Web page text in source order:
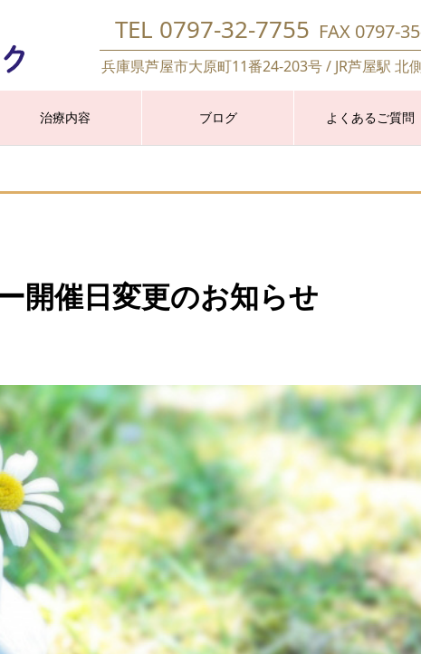
TEL 0797-32-7755 FAX 0797-
兵庫県芦屋市大原町11番24-203号 / JR芦屋駅 北
治療内容 ブログ よくあるご質問
開催日変更のお知らせ